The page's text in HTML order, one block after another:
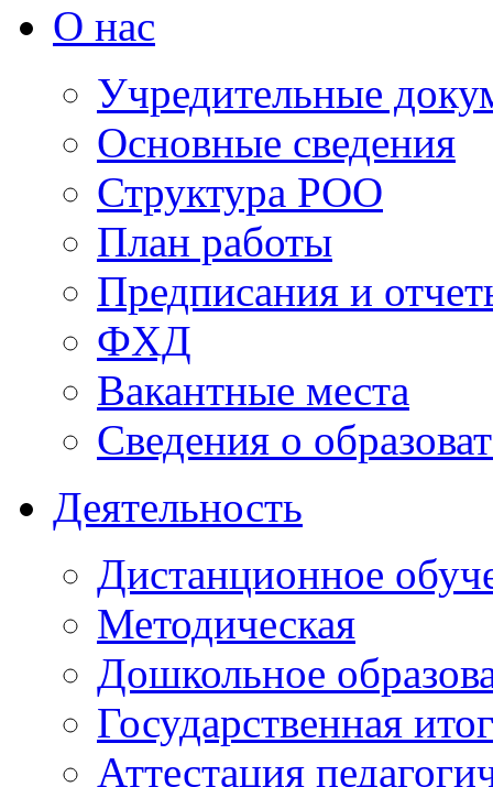
О нас
Учредительные
Основные сведения
Структура РОО
План работы
Предписания и
ФХД
Вакантные места
Сведения о
Деятельность
Дистанционное
Методическая
Дошкольное
Государственная
Аттестация